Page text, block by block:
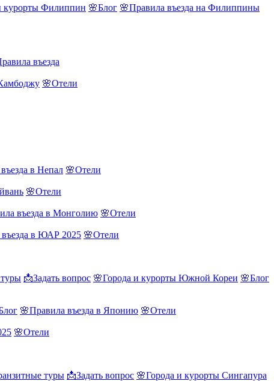
курорты Филиппин 🌸Блог 🌸Правила въезда на Филиппины
въезда
🌸Отели
в Непал 🌸Отели
🌸Отели
въезда в Монголию 🌸Отели
в ЮАР 2025 🌸Отели
📩Задать вопрос 🌸Города и курорты Южной Кореи 🌸Блог
🌸Правила въезда в Японию 🌸Отели
🌸Отели
туры 📩Задать вопрос 🌸Города и курорты Сингапура